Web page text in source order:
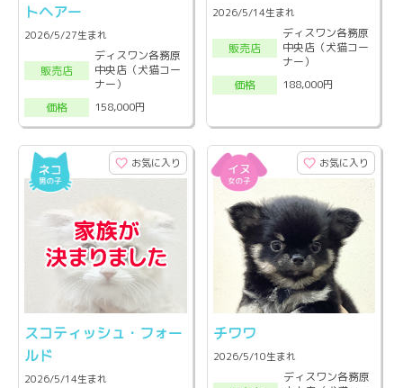
トヘアー
2026/5/27生まれ
販売店
ディスワン各務原
中央店（犬猫コー
ナー）
価格
158,000円
2026/5/14生まれ
販売店
ディスワン各務原
中央店（犬猫コー
ナー）
価格
188,000円
お気に入り
スコティッシュ・フォー
ルド
2026/5/14生まれ
お気に入り
チワワ
2026/5/10生まれ
ディスワン各務原